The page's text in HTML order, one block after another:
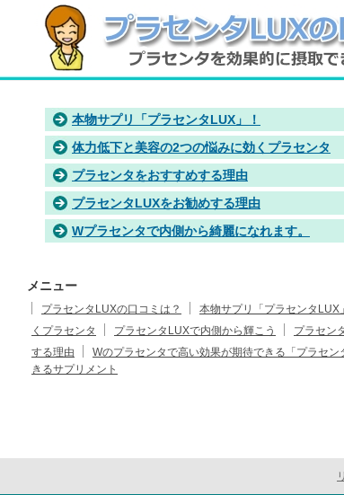
本物サプリ「プラセンタLUX」！
体力低下と美容の2つの悩みに効くプラセンタ
プラセンタをおすすめする理由
プラセンタLUXをお勧めする理由
Wプラセンタで内側から綺麗になれます。
メニュー
プラセンタLUXの口コミは？ 本物サプリ「プラセンタLUX
くプラセンタ
プラセンタLUXで内側から輝こう プラセン
する理由
Wのプラセンタで高い効果が期待できる「プラセン
きるサプリメント